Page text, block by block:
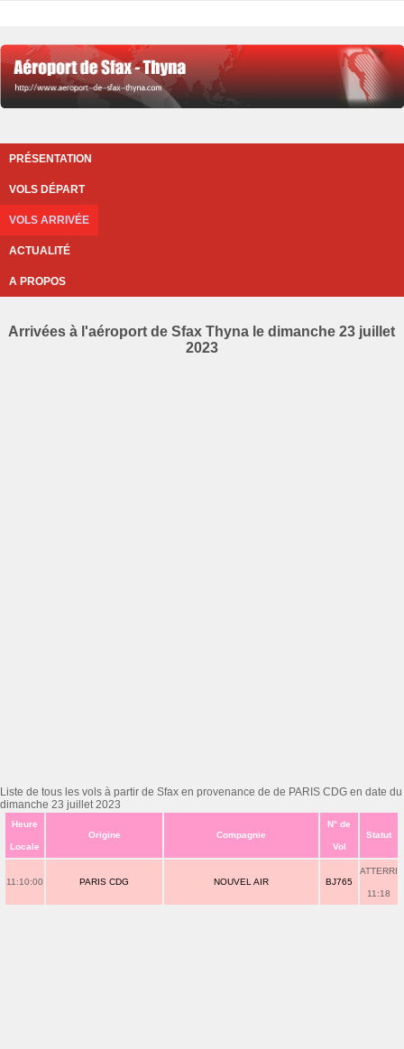
PRÉSENTATION
VOLS DÉPART
VOLS ARRIVÉE
ACTUALITÉ
A PROPOS
Arrivées à l'aéroport de Sfax Thyna le dimanche 23 juillet
2023
Liste de tous les vols à partir de Sfax en provenance de de PARIS CDG en date du
dimanche 23 juillet 2023
Heure
Locale
Origine Compagnie
N° de
Vol
Statut
11:10:00 PARIS CDG NOUVEL AIR BJ765
ATTERRI
11:18